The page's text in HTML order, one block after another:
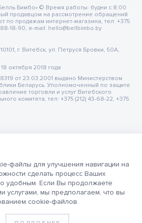
файлы для улучшения навигации на
сделать процесс Ваших
удобным. Если Вы продолжаете
услугами, мы предполагаем, что вы
cookie-файлов.
Бимбо» © Время работы: будни с 8:00
продавцом на рассмотрение обращений
по продажам интернет-магазина, тел: +375
18-90, e-mail: hello@bellbimbo.by
г. Витебск, ул. Петруся Бровки, 50А,
18 октября 2018 года
от 23.03.2001 выдано Министерством
Беларусь. Уполномоченный по защите
торговли и услуг Витебского
комитета, тел: +375 (212) 43-68-22, +375